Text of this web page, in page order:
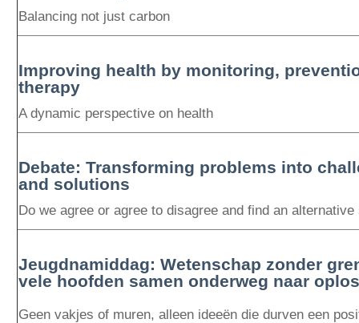
Balancing not just carbon
Improving health by monitoring,
therapy
A dynamic perspective on health
Debate: Transforming problems into
and solutions
Do we agree or agree to disagree and find an alternative
Jeugdnamiddag: Wetenschap zonder
vele hoofden samen onderweg naar
Geen vakjes of muren, alleen ideeën die durven een